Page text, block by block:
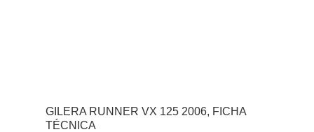
GILERA RUNNER VX 125 2006, FICHA
TÉCNICA